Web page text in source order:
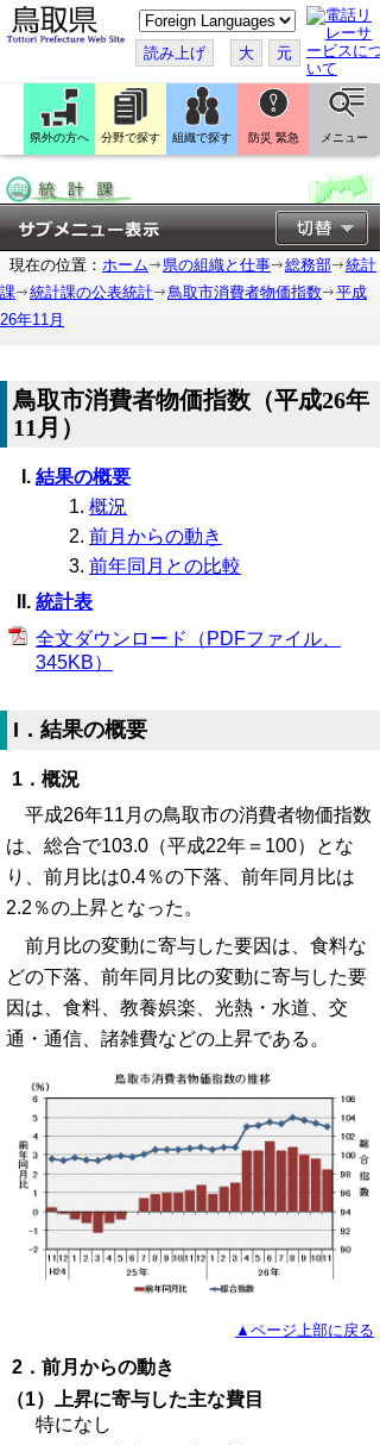
こ
の
ペ
ー
ジ
翻
訳
す
読み上げ 大 元
県外の方へ 分野で探す 組織で探す 防災 緊急 メニュー
現在の位置： ホーム 県の組織と仕事 総務部
統計
課
統計課の公表統計 鳥取市消費者物価指数
平成
26年11月
鳥取市消費者物価指数（平成26年
11月）
結果の概要
概況
前月からの動き
前年同月との比較
統計表
全文ダウンロード（PDFファイル、
345KB）
I．結果の概要
1．概況
平成26年11月の鳥取市の消費者物価指数
は、総合で103.0（平成22年＝100）とな
り、前月比は0.4％の下落、前年同月比は
2.2％の上昇となった。
前月比の変動に寄与した要因は、食料な
どの下落、前年同月比の変動に寄与した要
因は、食料、教養娯楽、光熱・水道、交
通・通信、諸雑費などの上昇である。
▲ページ上部に戻る
2．前月からの動き
（1）上昇に寄与した主な費目
特になし